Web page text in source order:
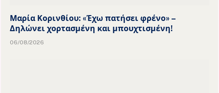
Μαρία Κορινθίου: «Έχω πατήσει φρένο» –
Δηλώνει χορτασμένη και μπουχτισμένη!
06/08/2026